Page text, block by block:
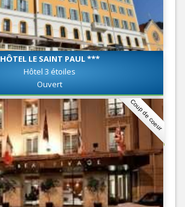
HÔTEL LE SAINT PAUL ***
Hôtel 3 étoiles
Ouvert
Coup de coeur